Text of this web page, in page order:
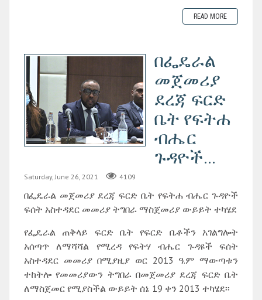
READ MORE
በፌዴራል
መጀመሪያ
ደረጃ ፍርድ
ቤት የፍትሐ
ብሔር
ጉዳዮች...
Saturday, June 26, 2021 4109
በፌዴራል መጀመሪያ ደረጃ ፍርድ ቤት የፍትሐ ብሔር ጉዳዮች
ፍሰት አስተዳደር መመሪያ ትግበራ ማስጀመሪያ ውይይት ተካሄደ
የፌዴራል ጠቅላይ ፍርድ ቤት የፍርድ ቤቶችን አገልግሎት
አሰጣጥ ለማሻሻል የሚረዳ የፍትሃ ብሔር ጉዳዩች ፍሰት
አስተዳደር መመሪያ በሚያዚያ ወር 2013 ዓ.ም ማውጣቱን
ተከትሎ የመመሪያውን ትግበራ በመጀመሪያ ደረጃ ፍርድ ቤት
ለማስጀመር የሚያስችል ውይይት ሰኔ 19 ቀን 2013 ተካሄደ፡፡